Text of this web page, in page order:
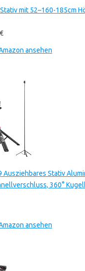
mit 52–160-185cm
ansehen
Ausziehbares Stativ
360°
ansehen